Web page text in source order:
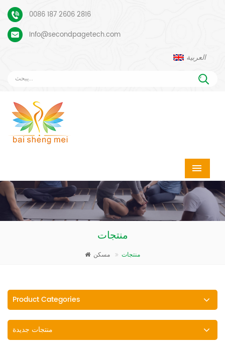
0086 187 2606 2816
Info@secondpagetech.com
العربية
منتجات
مسكن منتجات
Product Categories
منتجات جديدة